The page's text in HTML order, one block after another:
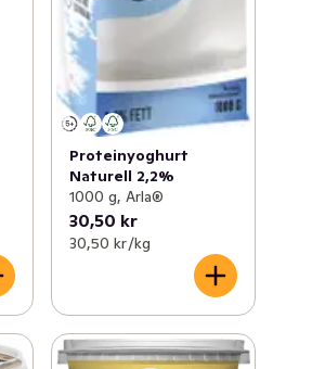
Proteinyoghurt
Naturell 2,2%
1000 g, Arla®
30,50 kr
30,50 kr /kg